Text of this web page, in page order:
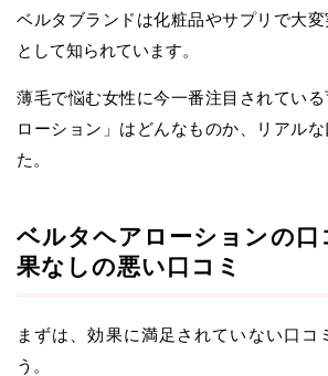
ベルタブランドは化粧品やサプリで大
として知られています。
薄毛で悩む女性に今一番注目されてい
ローション」はどんなものか、リアル
た。
ベルタヘアローションの口
果なしの悪い口コミ
まずは、効果に満足されていない口コ
う。